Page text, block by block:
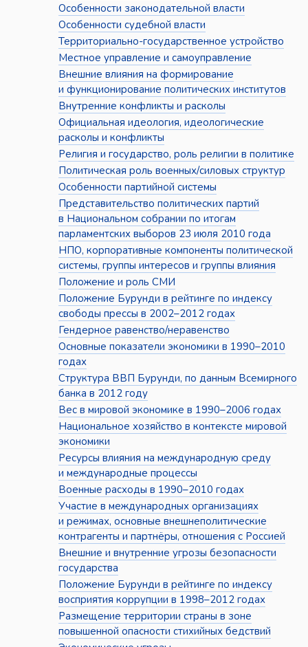
Особенности законодательной власти
Особенности судебной власти
Территориально-государственное устройство
Местное управление и самоуправление
Внешние влияния на формирование
и функционирование политических институтов
Внутренние конфликты и расколы
Официальная идеология, идеологические
расколы и конфликты
Религия и государство, роль религии в политике
Политическая роль военных/силовых структур
Особенности партийной системы
Представительство политических партий
в Национальном собрании по итогам
парламентских выборов 23 июля 2010 года
НПО, корпоративные компоненты политической
системы, группы интересов и группы влияния
Положение и роль СМИ
Положение Бурунди в рейтинге по индексу
свободы прессы в 2002–2012 годах
Гендерное равенство/неравенство
Основные показатели экономики в 1990–2010
годах
Структура ВВП Бурунди, по данным Всемирного
банка в 2012 году
Вес в мировой экономике в 1990–2006 годах
Национальное хозяйство в контексте мировой
экономики
Ресурсы влияния на международную среду
и международные процессы
Военные расходы в 1990–2010 годах
Участие в международных организациях
и режимах, основные внешнеполитические
контрагенты и партнёры, отношения с Россией
Внешние и внутренние угрозы безопасности
государства
Положение Бурунди в рейтинге по индексу
восприятия коррупции в 1998–2012 годах
Размещение территории страны в зоне
повышенной опасности стихийных бедствий